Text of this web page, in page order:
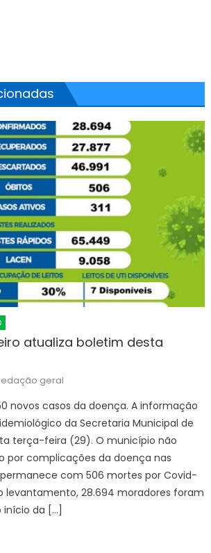
atualiza boletim desta
geral
novos casos da doença. A informação
da Secretaria Municipal de
terça-feira (29). O município não
por complicações da doença nas
com 506 mortes por Covid-
levantamento, 28.694 moradores foram
início da […]